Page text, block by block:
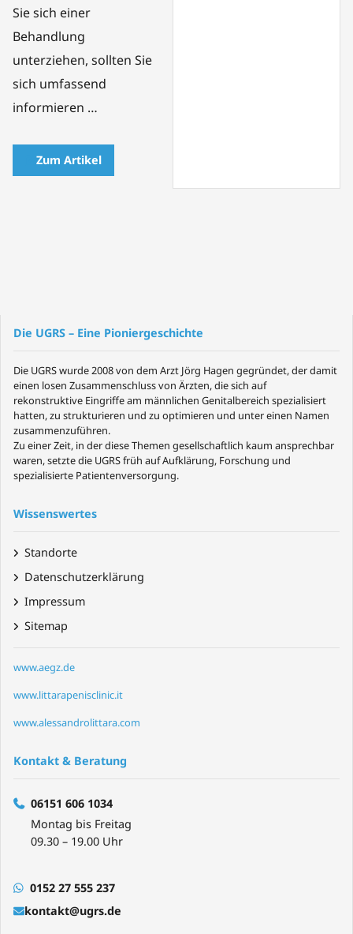
Sie sich einer
Behandlung
unterziehen, sollten Sie
sich umfassend
informieren …
Zum Artikel
Die UGRS – Eine Pioniergeschichte
Die UGRS wurde 2008 von dem Arzt Jörg Hagen gegründet, der damit
einen losen Zusammenschluss von Ärzten, die sich auf
rekonstruktive Eingriffe am männlichen Genitalbereich spezialisiert
hatten, zu strukturieren und zu optimieren und unter einen Namen
zusammenzuführen.
Zu einer Zeit, in der diese Themen gesellschaftlich kaum ansprechbar
waren, setzte die UGRS früh auf Aufklärung, Forschung und
spezialisierte Patientenversorgung.
Wissenswertes
Standorte
Datenschutzerklärung
Impressum
Sitemap
www.aegz.de
www.littarapenisclinic.it
www.alessandrolittara.com
Kontakt & Beratung
06151 606 1034
Montag bis Freitag
09.30 – 19.00 Uhr
0152 27 555 237
kontakt@ugrs.de